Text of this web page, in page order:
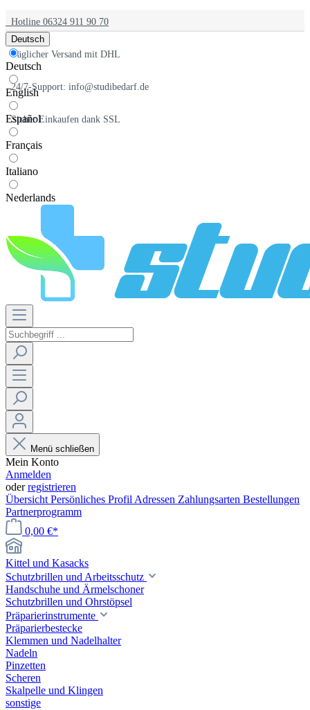
Hotline 06324 911 90 70
Täglicher Versand mit DHL
24/7-Support: info@studibedarf.de
Sicher Einkaufen dank SSL
Deutsch
Deutsch
English
Español
Français
Italiano
Nederlands
Menü schließen
Mein Konto
Anmelden
oderregistrieren
Übersicht Persönliches Profil Adressen Zahlungsarten Bestellungen
Partnerprogramm
0,00 €*
Kittel und Kasacks
Schutzbrillen und Arbeitsschutz
Handschuhe und Ärmelschoner
Schutzbrillen und Ohrstöpsel
Präparierinstrumente
Präparierbestecke
Klemmen und Nadelhalter
Nadeln
Pinzetten
Scheren
Skalpelle und Klingen
sonstige